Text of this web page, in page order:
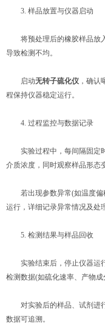
3. 样品放置与仪器启动
将预处理后的橡胶样品放入
导致检测不均。
启动无转子硫化仪 ，确认
程保持仪器稳定运行。
4. 过程监控与数据记录
实验过程中，每间隔固定时
介质浓度，同时观察样品形态
若出现参数异常(如温度偏
运行，详细记录异常情况及处
5. 检测结果与样品回收
实验结束后，停止仪器运行
检测数据(如硫化速率、产物成
对实验后的样品、试剂进行
数据可追溯。